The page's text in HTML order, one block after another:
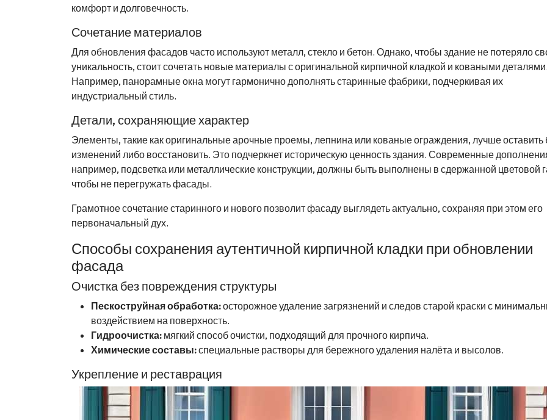
комфорт и долговечность.
Сочетание материалов
Для обновления фасадов часто используют металл, стекло и бетон. Однако, чтобы здание не потеряло
уникальность, стоит сочетать новые материалы с оригинальной кирпичной кладкой и коваными деталями.
Например, панорамные окна могут гармонично дополнять старинные фабрики, подчеркивая их
индустриальный стиль.
Детали, сохраняющие характер
Элементы, такие как оригинальные арочные проемы, лепнина или кованые ограждения, лучше оставить
изменений либо восстановить. Это подчеркнет историческую ценность здания. Современные
например, подсветка или металлические конструкции, должны быть выполнены в сдержанной цветовой
чтобы не перегружать фасады.
Грамотное сочетание старинного и нового позволит фасаду выглядеть актуально, сохраняя при этом его
первоначальный дух.
Способы сохранения аутентичной кирпичной кладки при обновлении
фасада
Очистка без повреждения структуры
Пескоструйная обработка:осторожное удаление загрязнений и следов старой краски с
воздействием на поверхность.
Гидроочистка: мягкий способ очистки, подходящий для прочного кирпича.
Химические составы:специальные растворы для бережного удаления налёта и высолов.
Укрепление и реставрация